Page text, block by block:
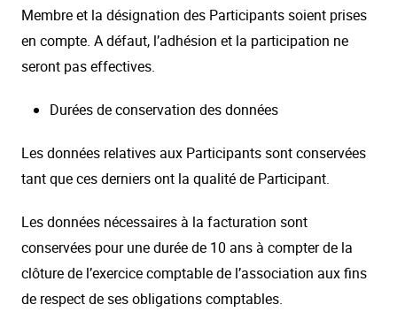
Membre et la désignation des Participants soient prises
en compte. A défaut, l’adhésion et la participation ne
seront pas effectives.
Durées de conservation des données
Les données relatives aux Participants sont conservées
tant que ces derniers ont la qualité de Participant.
Les données nécessaires à la facturation sont
conservées pour une durée de 10 ans à compter de la
clôture de l’exercice comptable de l’association aux fins
de respect de ses obligations comptables.